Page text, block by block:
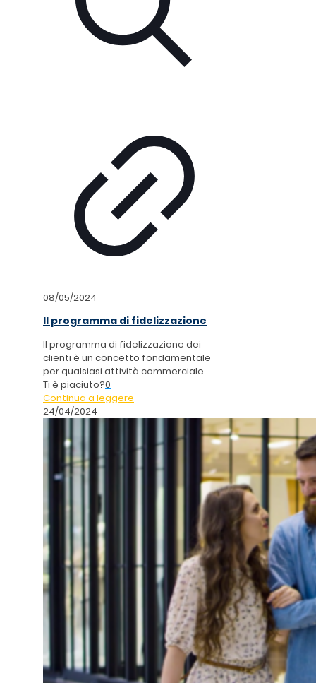
08/05/2024
Il programma di fidelizzazione
Il programma di fidelizzazione dei
clienti è un concetto fondamentale
per qualsiasi attività commerciale...
Ti è piaciuto?0
Continua a leggere
24/04/2024